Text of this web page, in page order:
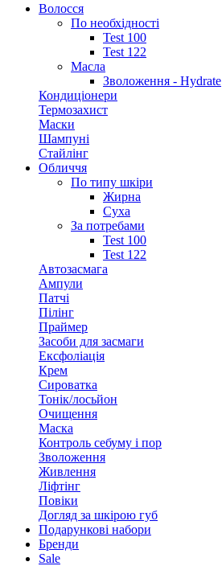
Волосся
По необхідності
Test 100
Test 122
Масла
Зволоження - Hydrate
Кондиціонери
Термозахист
Маски
Шампуні
Стайлінг
Обличчя
По типу шкіри
Жирна
Суха
За потребами
Test 100
Test 122
Автозасмага
Ампули
Патчі
Пілінг
Праймер
Засоби для засмаги
Ексфоліація
Крем
Сироватка
Тонік/лосьйон
Очищення
Маска
Контроль себуму і пор
Зволоження
Живлення
Ліфтінг
Повіки
Догляд за шкірою губ
Подарункові набори
Бренди
Sale